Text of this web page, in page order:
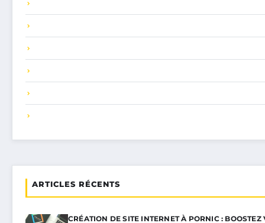
ARTICLES RÉCENTS
CRÉATION DE SITE INTERNET À PORNIC : BOOSTEZ